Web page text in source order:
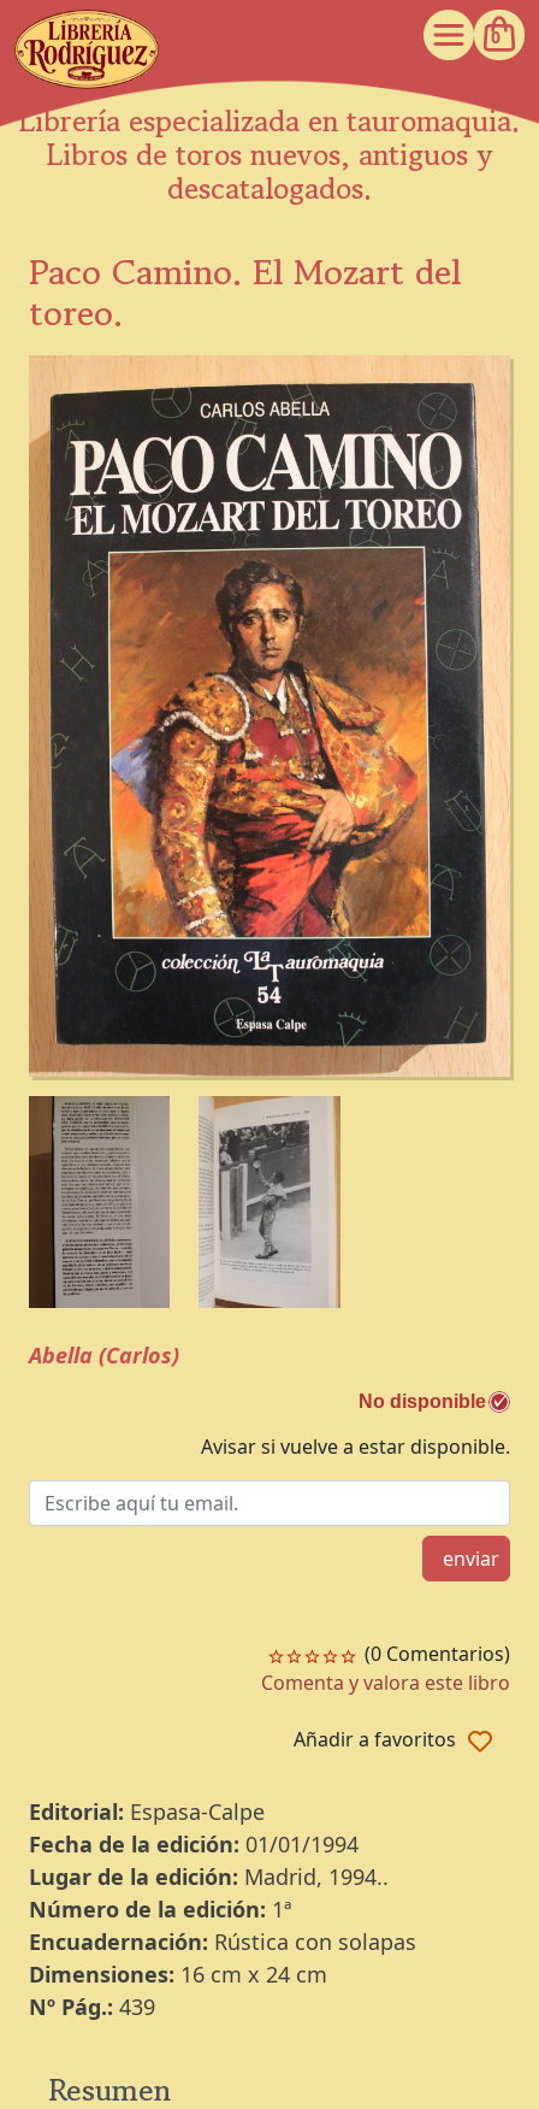
0
Librería especializada en tauromaquia.
Libros de toros nuevos, antiguos y
descatalogados.
Paco Camino. El Mozart del
toreo.
Abella (Carlos)
No disponible
Avisar si vuelve a estar disponible.
enviar
(0 Comentarios)
Comenta y valora este libro
Añadir a favoritos
Editorial: Espasa-Calpe
Fecha de la edición: 01/01/1994
Lugar de la edición: Madrid, 1994..
Número de la edición: 1ª
Encuadernación: Rústica con solapas
Dimensiones: 16 cm x 24 cm
Nº Pág.: 439
Resumen